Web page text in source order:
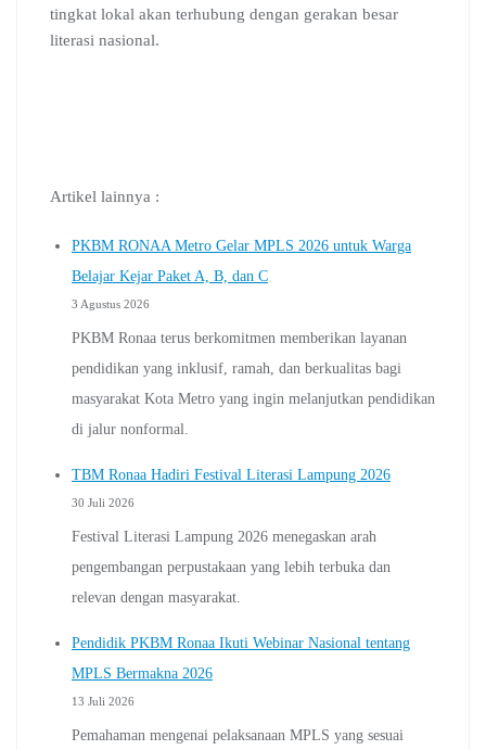
tingkat lokal akan terhubung dengan gerakan besar
literasi nasional.
Artikel lainnya :
PKBM RONAA Metro Gelar MPLS 2026 untuk Warga
Belajar Kejar Paket A, B, dan C
3 Agustus 2026
PKBM Ronaa terus berkomitmen memberikan layanan
pendidikan yang inklusif, ramah, dan berkualitas bagi
masyarakat Kota Metro yang ingin melanjutkan pendidikan
di jalur nonformal.
TBM Ronaa Hadiri Festival Literasi Lampung 2026
30 Juli 2026
Festival Literasi Lampung 2026 menegaskan arah
pengembangan perpustakaan yang lebih terbuka dan
relevan dengan masyarakat.
Pendidik PKBM Ronaa Ikuti Webinar Nasional tentang
MPLS Bermakna 2026
13 Juli 2026
Pemahaman mengenai pelaksanaan MPLS yang sesuai